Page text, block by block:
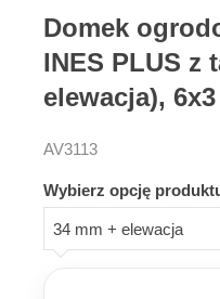
Domek
INES PLUS z
elewacja), 6x3
AV3113
Wybierz opcję
34 mm + elewacja